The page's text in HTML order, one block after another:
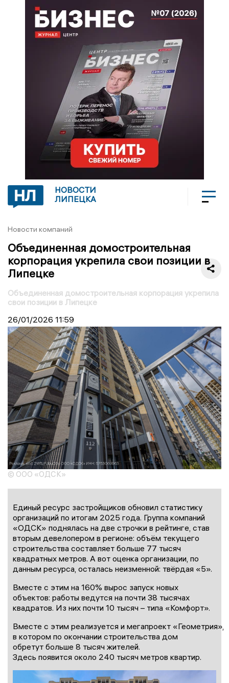
НОВОСТИ
ЛИПЕЦКА
Новости компаний
Объединенная домостроительная
корпорация укрепила свои позиции в
Липецке
Объединенная домостроительная корпорация укрепила
свои позиции в Липецке
26/01/2026 11:59
© ООО «ОДСК»
Единый ресурс застройщиков обновил статистику
организаций по итогам 2025 года. Группа компаний
«ОДСК» поднялась на две строчки в рейтинге, став
вторым девелопером в регионе: объём текущего
строительства составляет больше 77 тысяч
квадратных метров. А вот оценка организации, по
данным ресурса, осталась неизменной: твёрдая «5».
Вместе с этим на 160% вырос запуск новых
объектов: работы ведутся на почти 38 тысячах
квадратов. Из них почти 10 тысяч – типа «Комфорт».
Вместе с этим реализуется и мегапроект «Геометрия»,
в котором по окончании строительства дом
обретут больше 8 тысяч жителей.
Здесь появится около 240 тысяч метров квартир.